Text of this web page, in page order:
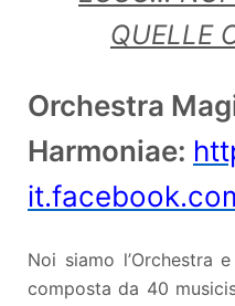
QUELLE
Orchestra
Harmoniae:
Noi siamo l’Orchestra
composta da 40